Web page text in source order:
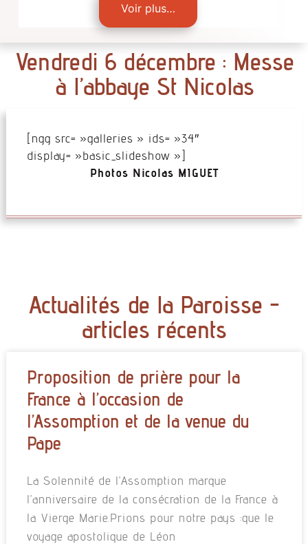
Voir plus…
Vendredi 6 décembre : Messe
à l’abbaye St Nicolas
[ngg src= »galleries » ids= »34″
display= »basic_slideshow »]
Photos Nicolas MIGUET
Actualités de la Paroisse -
articles récents
Proposition de prière pour la
France à l’occasion de
l’Assomption et de la venue du
Pape
La Solennité de l’Assomption marque
l’anniversaire de la consécration de la France à
la Vierge Marie.Prions pour notre pays :que le
voyage apostolique de Léon